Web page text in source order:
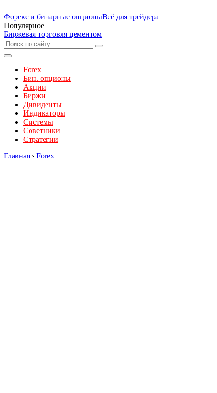
Форекс и бинарные опционыВсё для трейдера
Популярное
Биржевая торговля цементом
Forex
Бин. опционы
Акции
Биржи
Дивиденты
Индикаторы
Системы
Советники
Стратегии
Главная › Forex